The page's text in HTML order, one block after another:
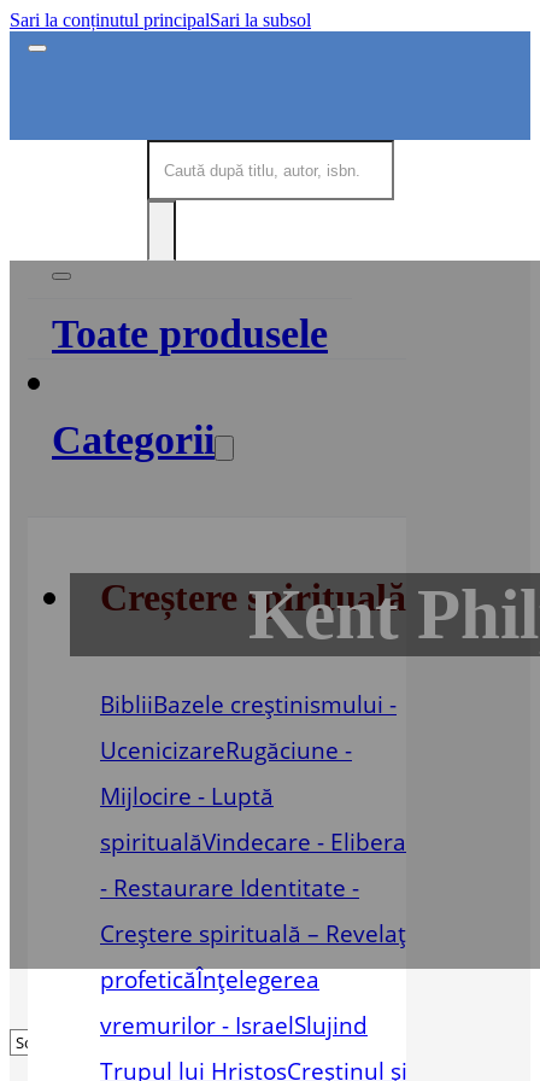
Sari la conținutul principalSari la subsol
Toate produsele
Categorii
Creștere spirituală
BibliiBazele creștinismului -
UcenicizareRugăciune -
Mijlocire - Luptă
spiritualăVindecare - Eliberare
- Restaurare Identitate -
Creștere spirituală – Revelație
profeticăÎnțelegerea
vremurilor - IsraelSlujind
Trupul lui HristosCreștinul și
Kent